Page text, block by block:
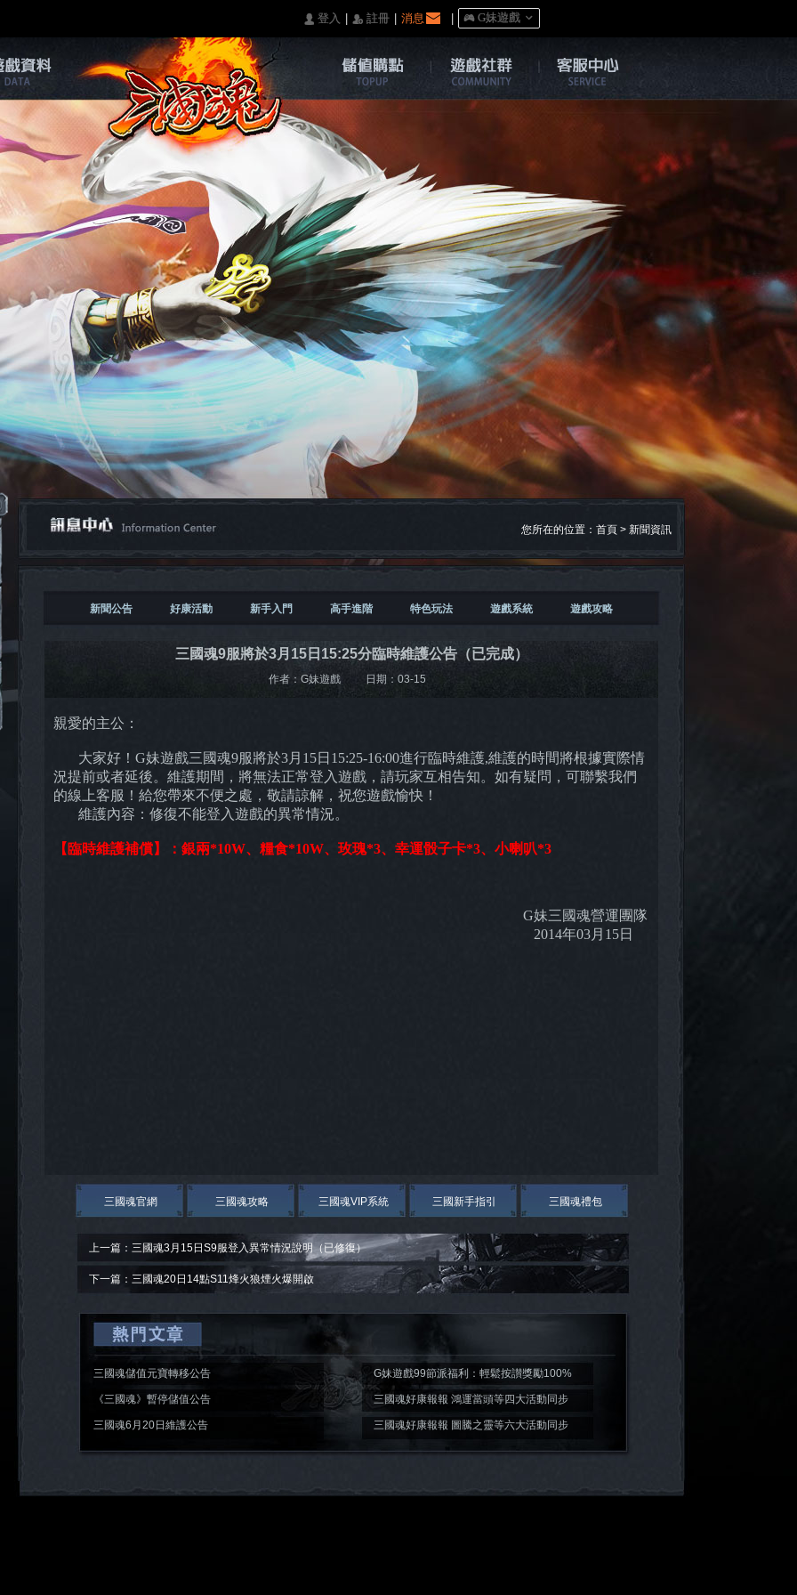
󰄭 登入 󰅍 註冊 消息 󰀷 G妹遊戲 
您所在的位置： 首頁 > 新聞資訊
新聞公告 好康活動 新手入門 高手進階 特色玩法 遊戲系統 遊戲攻略
三國魂9服將於3月15日15:25分臨時維護公告（已完成）
作者： G妹遊戲 日期： 03-15
親愛的主公：
大家好！G妹遊戲三國魂9服將於3月15日15:25-16:00進行臨時維護,維護的時間將根據實際情
況提前或者延後。維護期間，將無法正常登入遊戲，請玩家互相告知。如有疑問，可聯繫我們
的線上客服！給您帶來不便之處，敬請諒解，祝您遊戲愉快！
維護內容：修復不能登入遊戲的異常情況。
【臨時維護補償】： 銀兩*10W、糧食*10W、玫瑰*3、幸運骰子卡*3、小喇叭*3
G妹三國魂營運團隊
2014年03月15日
三國魂官網 三國魂攻略 三國魂VIP系統 三國新手指引 三國魂禮包
上一篇：三國魂3月15日S9服登入異常情況說明（已修復）
下一篇：三國魂20日14點S11烽火狼煙火爆開啟
三國魂儲值元寶轉移公告
《三國魂》暫停儲值公告
三國魂6月20日維護公告
G妹遊戲99節派福利：輕鬆按讃獎勵100%
入袋
三國魂好康報報 鴻運當頭等四大活動同步
開啟
三國魂好康報報 圖騰之靈等六大活動同步